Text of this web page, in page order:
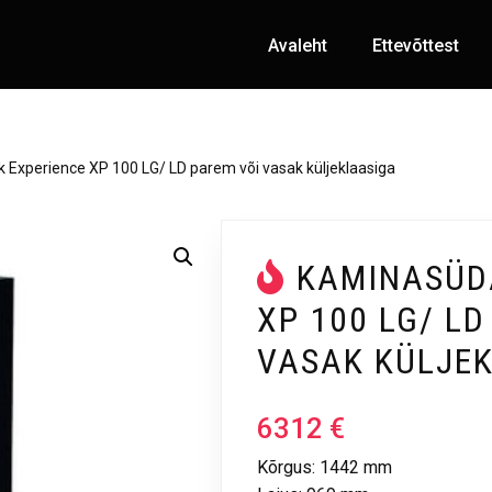
Avaleht Ettevõttest
Experience XP 100 LG/ LD parem või vasak küljeklaasiga
XP 100 LG/ LD
VASAK
6312 €
Kõrgus: 1442 mm